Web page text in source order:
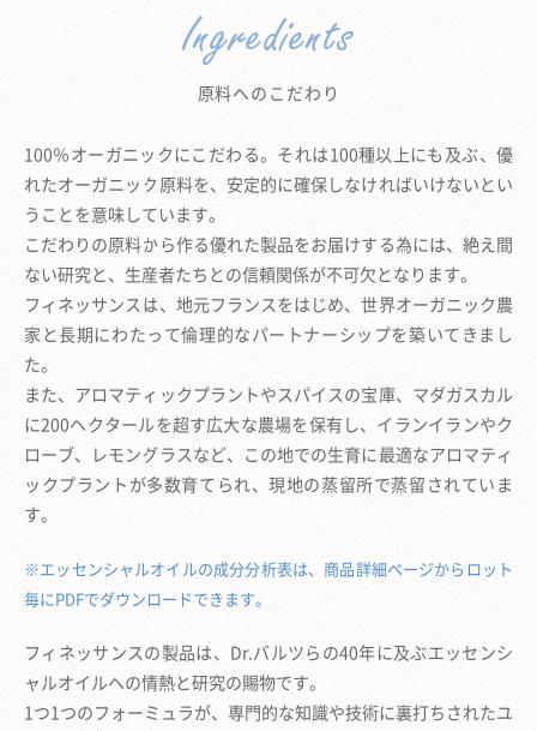
Ingredients
原料へのこだわり
100％オーガニックにこだわる。 それは100種以上にも及ぶ、優
れたオーガニック原料を、 安定的に確保しなければいけないとい
うことを意味しています。
こだわりの原料から作る優れた製品をお届けする為には、絶え間
ない研究と、 生産者たちとの信頼関係が不可欠となります。
フィネッサンスは、地元フランスをはじめ、世界オーガニック農
家と長期にわたって倫理的なパートナーシップを築いてきまし
た。
また、アロマティックプラントやスパイスの宝庫、 マダガスカル
に200ヘクタールを超す広大な農場を保有し、 イランイランやク
ローブ、レモングラスなど、
この地での生育に最適なアロマティ
ックプラントが多数育てられ、現地の蒸留所で蒸留されていま
す。
※エッセンシャルオイルの成分分析表は、商品詳細ページからロット
毎にPDFでダウンロードできます。
フィネッサンスの製品は、Dr.バルツらの40年に及ぶエッセンシ
ャルオイルへの情熱と研究の賜物です。
1つ1つのフォーミュラが、専門的な知識や技術に裏打ちされたユ